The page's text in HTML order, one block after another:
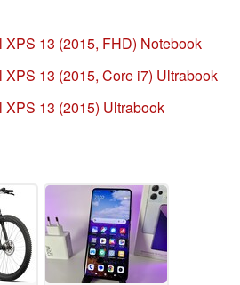
XPS 13 (2015, FHD) Notebook
XPS 13 (2015, Core i7) Ultrabook
XPS 13 (2015) Ultrabook